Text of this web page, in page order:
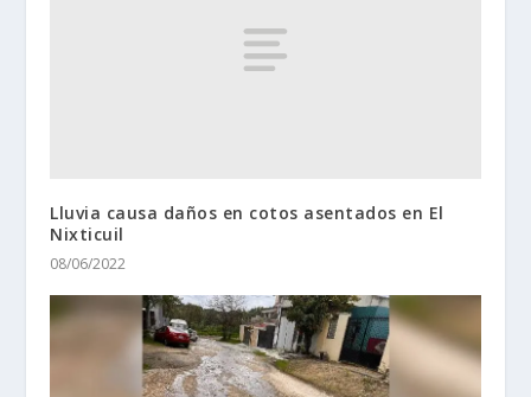
Lluvia causa daños en cotos asentados en El
Nixticuil
08/06/2022